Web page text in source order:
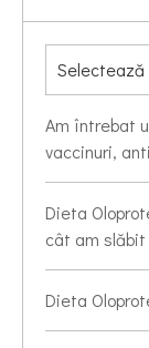
Am întrebat
vaccinuri,
Dieta
cât am slăbit
Dieta